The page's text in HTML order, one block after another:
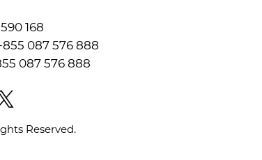
168
087 576 888
087 576 888
Reserved.